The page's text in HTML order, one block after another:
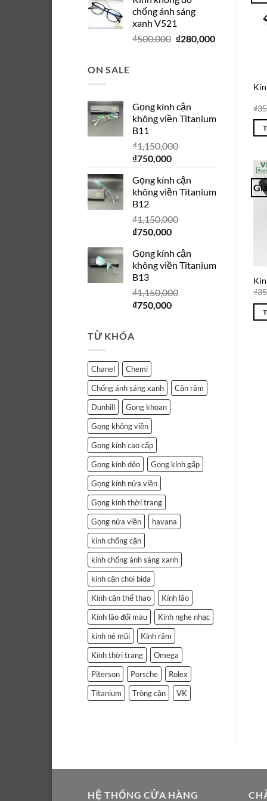
₫280,000.
chống ánh sáng
xanh V521
₫500,000 Giá
₫280,000Giá
₫280,000.
ON SALE
Gọng kính cận
không viền Titanium
B11
₫1,150,000
Giá
là:
₫1,150,000.
₫750,000Giá
tại
là:
Gọng kính cận
không viền Titanium
B12
₫1,150,000
Giá
là:
₫1,150,000.
₫750,000Giá
tại
là:
Gọng kính cận
không viền Titanium
B13
₫1,150,000
Giá
₫1,150,000.
₫750,000Giá
TỪ KHÓA
Chanel
Chemi
Chống ánh sáng xanh
Cận râm
Dunhill
Gọng khoan
Gọng không viền
Gọng kính cao cấp
Gọng kính dẻo
Gọng kính gấp
Gọng kính nửa viền
Gọng kính thời trang
Gọng nửa viền
havana
kính chống cận
kính chống ánh sáng xanh
kính cận choi bida
Kính cận thể thao
Kính lão
Kính lão đổi màu
Kính nghe nhạc
kính né mũi
Kính râm
Kính thời trang
Omega
Piterson
Porsche
Rolex
Titanium
Tròng cận VK
₫
₫
HỆ THỐNG CỬA HÀNG